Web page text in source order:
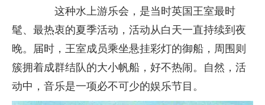
这种水上游乐会，是当时英国王室最时
髦、最热衷的夏季活动，活动从白天一直持续到夜
晚。届时，王室成员乘坐悬挂彩灯的御船，周围则
簇拥着成群结队的大小帆船，好不热闹。自然，活
动中，音乐是一项必不可少的娱乐节目。